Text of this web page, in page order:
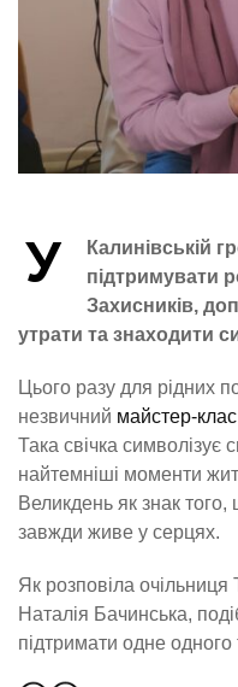
У
Калинівській
підтримувати
Захисників,
утрати та знаходити
Цього разу для рідних
незвичний майстер-клас
Така свічка символізує
найтемніші моменти
Великдень як знак
завжди живе у серцях.
Як розповіла очільниця
Наталія Бачинська,
підтримати одне